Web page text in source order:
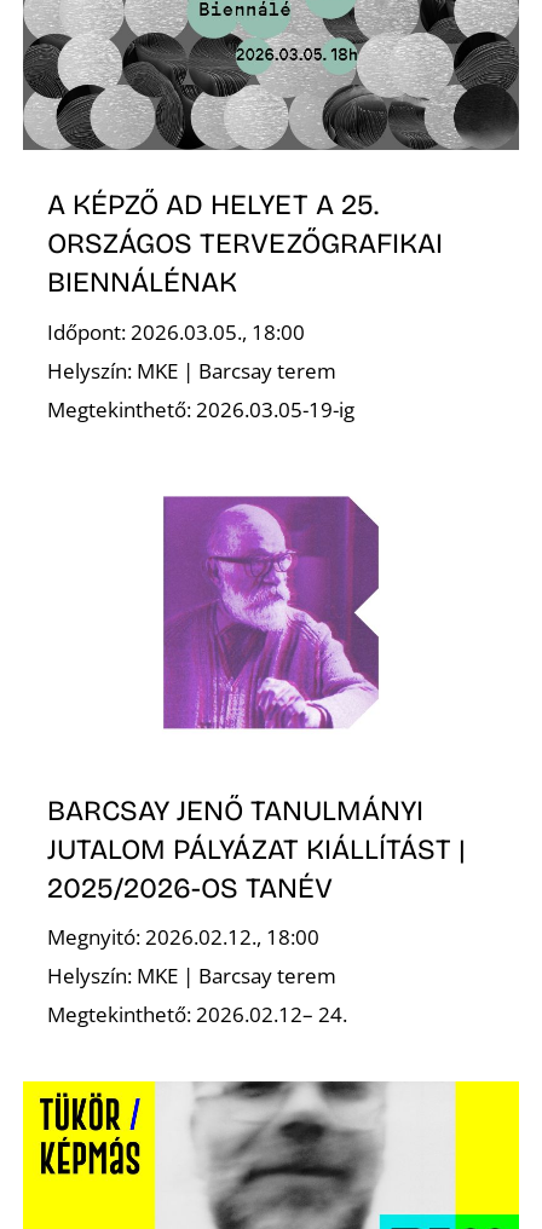
A KÉPZŐ AD HELYET A 25.
ORSZÁGOS TERVEZŐGRAFIKAI
BIENNÁLÉNAK
Időpont: 2026.03.05., 18:00
Helyszín: MKE | Barcsay terem
Megtekinthető: 2026.03.05-19-ig
BARCSAY JENŐ TANULMÁNYI
JUTALOM PÁLYÁZAT KIÁLLÍTÁST |
2025/2026-OS TANÉV
Megnyitó: 2026.02.12., 18:00
Helyszín: MKE | Barcsay terem
Megtekinthető: 2026.02.12– 24.